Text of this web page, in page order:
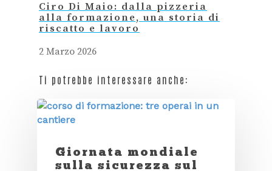
Ciro Di Maio: dalla pizzeria
alla formazione, una storia di
riscatto e lavoro
2 Marzo 2026
Ti potrebbe interessare anche:
Giornata mondiale
sulla sicurezza sul